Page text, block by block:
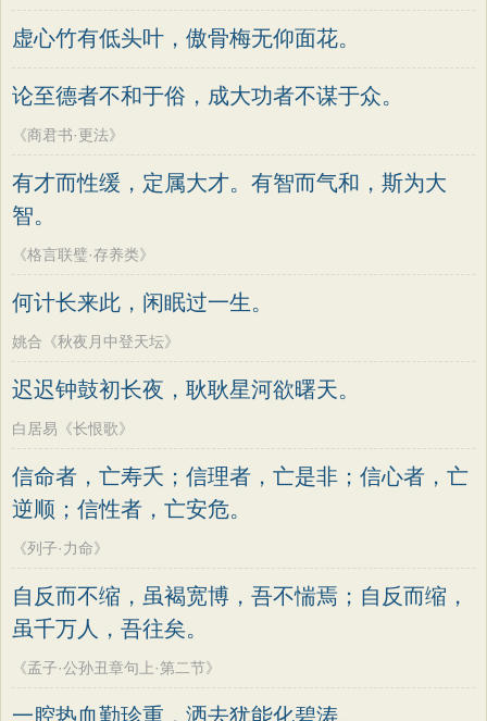
虚心竹有低头叶，傲骨梅无仰面花。
论至德者不和于俗，成大功者不谋于众。
《商君书·更法》
有才而性缓，定属大才。有智而气和，斯为大
智。
《格言联璧·存养类》
何计长来此，闲眠过一生。
姚合《秋夜月中登天坛》
迟迟钟鼓初长夜，耿耿星河欲曙天。
白居易《长恨歌》
信命者，亡寿夭；信理者，亡是非；信心者，亡
逆顺；信性者，亡安危。
《列子·力命》
自反而不缩，虽褐宽博，吾不惴焉；自反而缩，
虽千万人，吾往矣。
《孟子·公孙丑章句上·第二节》
一腔热血勤珍重，洒去犹能化碧涛。